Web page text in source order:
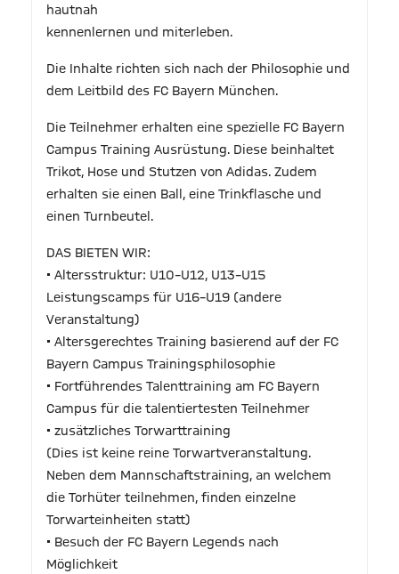
hautnah
kennenlernen und miterleben.
Die Inhalte richten sich nach der Philosophie und
dem Leitbild des FC Bayern München.
Die Teilnehmer erhalten eine spezielle FC Bayern
Campus Training Ausrüstung. Diese beinhaltet
Trikot, Hose und Stutzen von Adidas. Zudem
erhalten sie einen Ball, eine Trinkflasche und
einen Turnbeutel.
DAS BIETEN WIR:
• Altersstruktur: U10–U12, U13–U15
Leistungscamps für U16–U19 (andere
Veranstaltung)
• Altersgerechtes Training basierend auf der FC
Bayern Campus Trainingsphilosophie
• Fortführendes Talenttraining am FC Bayern
Campus für die talentiertesten Teilnehmer
• zusätzliches Torwarttraining
(Dies ist keine reine Torwartveranstaltung.
Neben dem Mannschaftstraining, an welchem
die Torhüter teilnehmen, finden einzelne
Torwarteinheiten statt)
• Besuch der FC Bayern Legends nach
Möglichkeit